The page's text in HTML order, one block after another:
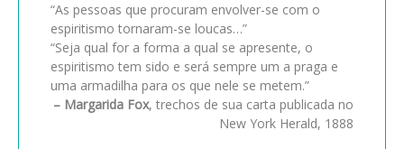
“As pessoas que procuram envolver-se com o
espiritismo tornaram-se loucas…”
“Seja qual for a forma a qual se apresente, o
espiritismo tem sido e será sempre um a praga e
uma armadilha para os que nele se metem.”
– Margarida Fox, trechos de sua carta publicada no
New York Herald, 1888